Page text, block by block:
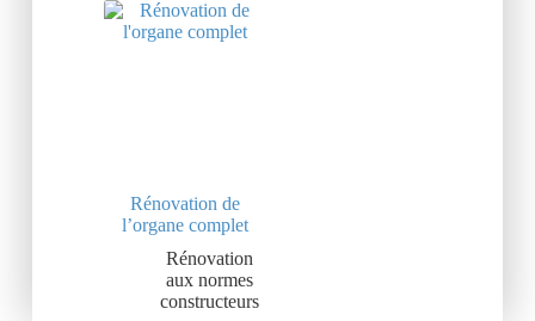
Rénovation de
l’organe complet
Rénovation
aux normes
constructeurs